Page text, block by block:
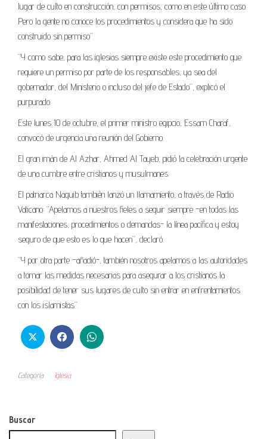
lugar de culto en construcción, con permisos, como en este último caso.
Pero la gente no conoce los procedimientos y considera que ha sido
construido sin permiso”.
“Y como sabe, para las iglesias siempre existe este procedimiento que
requiere un permiso por parte de los responsables, ya sea del
gobernador, del Ministerio o incluso del jefe de Estado”, explicó el
purpurado.
Este lunes 10 de octubre, el primer ministro egipcio, Essam Charaf,
convocó de urgencia una reunión del Gobierno.
El gran imán de Al Azhar, Ahmed Al Tayeb, pidió la celebración urgente
de una cumbre entre cristianos y musulmanes.
El patriarca Naguib también lanzó un llamamiento, a través de Radio
Vaticano: “Apelamos a nuestros fieles a seguir siempre –en todas las
manifestaciones, procedimientos o demandas- la línea pacífica y estoy
seguro de que esto es lo que hacen”, declaró.
“Y por otra parte –añadió-, también nosotros apelamos a las autoridades
a tomar las medidas necesarias para asegurar a los cristianos la
posibilidad de tener sus lugares de culto sin entrar en enfrentamientos
con los islamistas”.
Categoría Iglesia
Buscar